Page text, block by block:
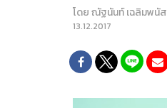
โดยณัฐนันท์ เฉลิมพนัส
13.12.2017